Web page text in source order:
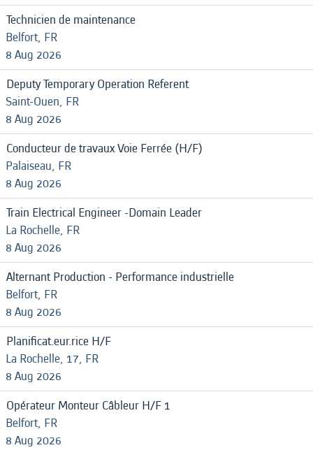
Technicien de maintenance
Belfort, FR
8 Aug 2026
Deputy Temporary Operation Referent
Saint-Ouen, FR
8 Aug 2026
Conducteur de travaux Voie Ferrée (H/F)
Palaiseau, FR
8 Aug 2026
Train Electrical Engineer -Domain Leader
La Rochelle, FR
8 Aug 2026
Alternant Production - Performance industrielle
Belfort, FR
8 Aug 2026
Planificat.eur.rice H/F
La Rochelle, 17, FR
8 Aug 2026
Opérateur Monteur Câbleur H/F 1
Belfort, FR
8 Aug 2026